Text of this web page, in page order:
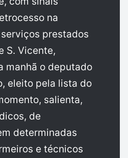
na
prestados
S. Vicente,
manhã o deputado
eleito pela lista do
salienta,
de
determinadas
e técnicos